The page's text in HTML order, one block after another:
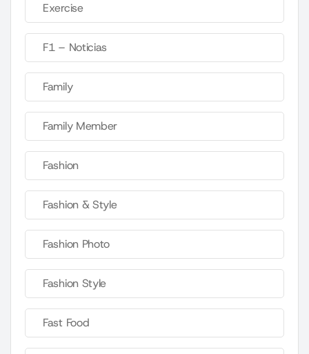
Exercise
F1 – Noticias
Family
Family Member
Fashion
Fashion & Style
Fashion Photo
Fashion Style
Fast Food